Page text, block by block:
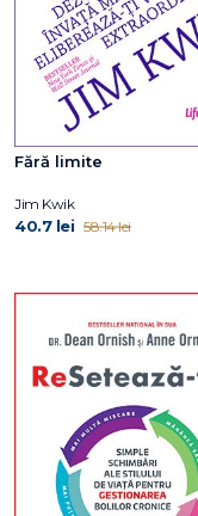
Fără limite
Jim Kwik
40.7 lei 58.14 lei